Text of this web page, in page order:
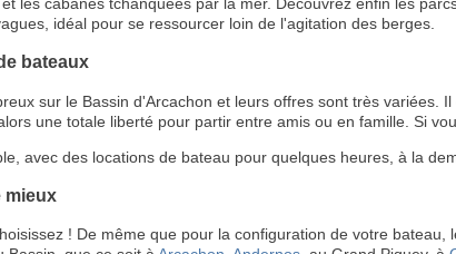
idéal pour se ressourcer loin de l'agitation des berges.
bateaux
sur le Bassin d'Arcachon et leurs offres sont très variées.
une totale liberté pour partir entre amis ou en famille. Si
avec des locations de bateau pour quelques heures, à la
mieux
! De même que pour la configuration de votre